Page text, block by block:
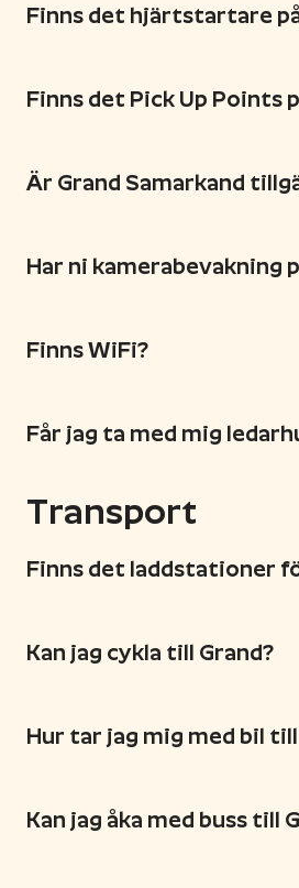
Finns det hjärtstartare
Finns det Pick Up Points
Är Grand Samarkand
Har ni kamerabevakning
Finns WiFi?
Får jag ta med mig
Transport
Finns det laddstationer
Kan jag cykla till Grand?
Hur tar jag mig med bil till
Kan jag åka med buss till